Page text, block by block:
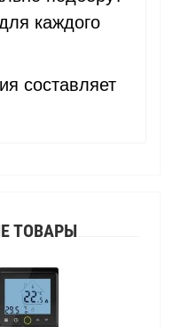
каждого
составляет
ТОВАРЫ